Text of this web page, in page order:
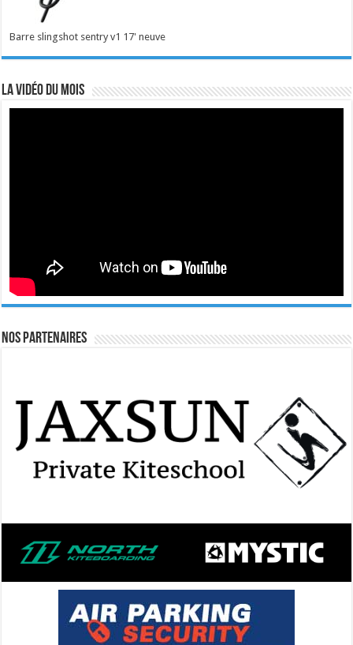
Barre slingshot sentry v1 17' neuve
La vidéo du mois
Nos Partenaires